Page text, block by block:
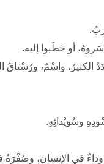
أو خَطَبوا إليه.
الكثيرُ، واسْمٌ، ورُسْتاقُ
وسُوَيْدائِهِ.
وداءٌ في الإِنسانِ،